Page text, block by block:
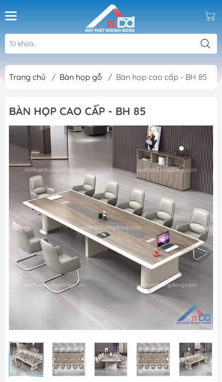
Trang chủ / Bàn họp gỗ / Bàn họp cao cấp - BH 85
BÀN HỌP CAO CẤP - BH 85